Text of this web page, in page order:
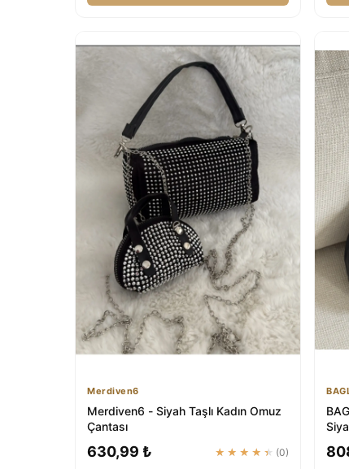
Merdiven6
Merdiven6 - Siyah Taşlı Kadın Omuz
Çantası
630,99 ₺ ★★★★★ (0)